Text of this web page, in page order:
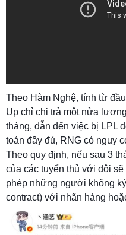
Theo Hàm Nghệ, tính từ
Up chỉ chi trả một nửa
tháng, dẫn đến việc bị LPL
toán đầy đủ, RNG có nguy
Theo quy định, nếu sau 3
của các tuyển thủ với đội
phép những người không
contract) với nhãn hàng